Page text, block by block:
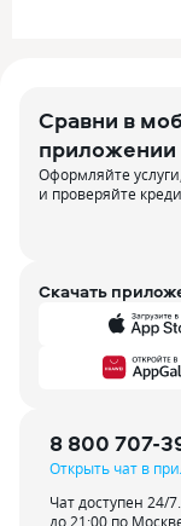
Сравни в
приложении
Оформляйте
и проверяйте
Скачать
8 800 707-
Открыть чат в
Чат доступен 24/
до 21:00 по